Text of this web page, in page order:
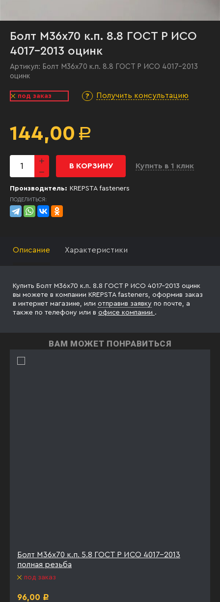
Болт М36х70 к.п. 8.8 ГОСТ Р ИСО
4017-2013 оцинк
Артикул: Болт М36х70 к.п. 8.8 ГОСТ Р ИСО 4017-2013
оцинк
под заказ Получить консультацию
144,00 Р
В КОРЗИНУ Купить в 1 клик
Производитель: KREPSTA fasteners
ПОДЕЛИТЬСЯ:
Описание Характеристики
Купить Болт М36х70 к.п. 8.8 ГОСТ Р ИСО 4017-2013 оцинк
вы можете в компании KREPSTA fasteners, оформив заказ
в интернет магазине, или отправив заявку по почте, а
также по телефону или в офисе компании .
ВАМ МОЖЕТ ПОНРАВИТЬСЯ
Болт М36х70 к.п. 5.8 ГОСТ Р ИСО 4017-2013
полная резьба
под заказ
96,00 Р